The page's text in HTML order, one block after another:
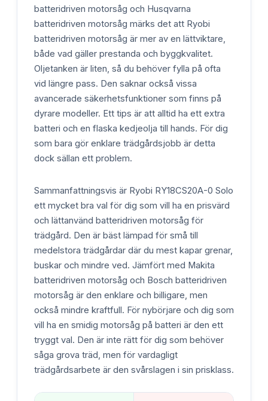
batteridriven motorsåg och Husqvarna
batteridriven motorsåg märks det att Ryobi
batteridriven motorsåg är mer av en lättviktare,
både vad gäller prestanda och byggkvalitet.
Oljetanken är liten, så du behöver fylla på ofta
vid längre pass. Den saknar också vissa
avancerade säkerhetsfunktioner som finns på
dyrare modeller. Ett tips är att alltid ha ett extra
batteri och en flaska kedjeolja till hands. För dig
som bara gör enklare trädgårdsjobb är detta
dock sällan ett problem.
Sammanfattningsvis är Ryobi RY18CS20A-0 Solo
ett mycket bra val för dig som vill ha en prisvärd
och lättanvänd batteridriven motorsåg för
trädgård. Den är bäst lämpad för små till
medelstora trädgårdar där du mest kapar grenar,
buskar och mindre ved. Jämfört med Makita
batteridriven motorsåg och Bosch batteridriven
motorsåg är den enklare och billigare, men
också mindre kraftfull. För nybörjare och dig som
vill ha en smidig motorsåg på batteri är den ett
tryggt val. Den är inte rätt för dig som behöver
såga grova träd, men för vardagligt
trädgårdsarbete är den svårslagen i sin prisklass.